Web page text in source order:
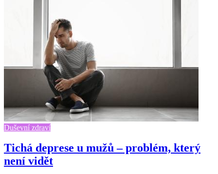
Duševní zdraví
Tichá deprese u mužů – problém, který
není vidět